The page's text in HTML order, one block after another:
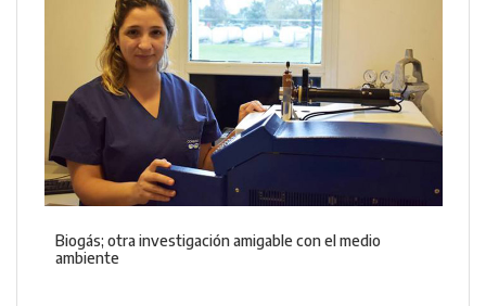
Biogás; otra investigación amigable con el medio
ambiente